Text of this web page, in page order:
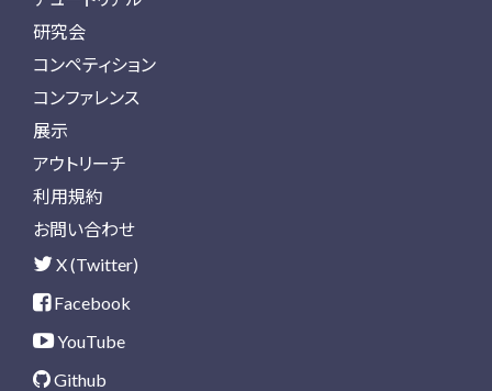
研究会
コンペティション
コンファレンス
展示
アウトリーチ
利用規約
お問い合わせ
X (Twitter)
Facebook
YouTube
Github